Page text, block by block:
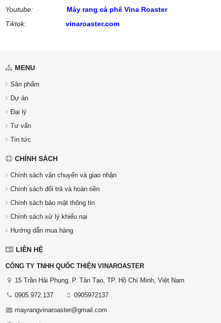
Youtube:
Máy rang cà phêVina Roaster
Tiktok:
vinaroaster.com
MENU
Sản phẩm
Dự án
Đại lý
Tư vấn
Tin tức
CHÍNH SÁCH
Chính sách vận chuyển và giao nhận
Chính sách đổi trả và hoàn tiền
Chính sách bảo mật thông tin
Chính sách xử lý khiếu nại
Hướng dẫn mua hàng
LIÊN HỆ
CÔNG TY TNHH QUỐC THIỆN VINAROASTER
15 Trần Hải Phụng, P. Tân Tạo, TP. Hồ Chí Minh, Việt Nam
0905.972.137
0905972137
mayrangvinaroaster@gmail.com